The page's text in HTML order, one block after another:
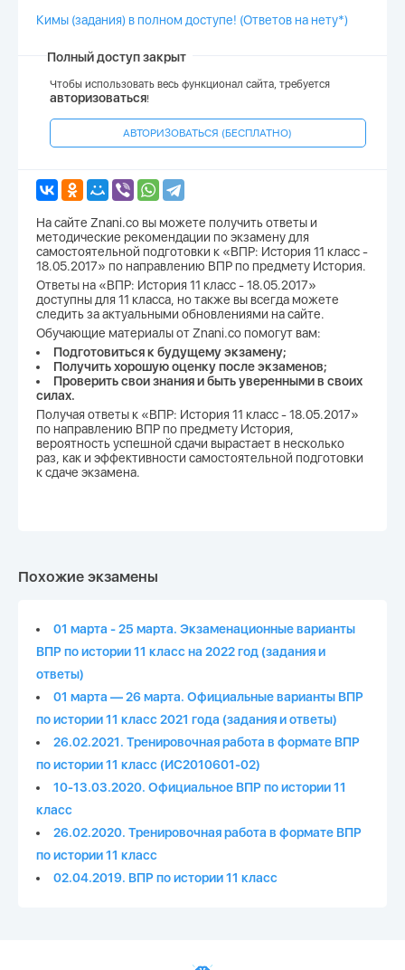
Кимы (задания) в полном доступе! (Ответов на нету*)
Полный доступ закрыт
Чтобы использовать весь функционал сайта, требуется
авторизоваться!
АВТОРИЗОВАТЬСЯ (БЕСПЛАТНО)
На сайте Znani.co вы можете получить ответы и
методические рекомендации по экзамену для
самостоятельной подготовки к «ВПР: История 11 класс -
18.05.2017» по направлению ВПР по предмету История.
Ответы на «ВПР: История 11 класс - 18.05.2017»
доступны для 11 класса, но также вы всегда можете
следить за актуальными обновлениями на сайте.
Обучающие материалы от Znani.co помогут вам:
Подготовиться к будущему экзамену;
Получить хорошую оценку после экзаменов;
Проверить свои знания и быть уверенными в своих
силах.
Получая ответы к «ВПР: История 11 класс - 18.05.2017»
по направлению ВПР по предмету История,
вероятность успешной сдачи вырастает в несколько
раз, как и эффективности самостоятельной подготовки
к сдаче экзамена.
Похожие экзамены
01 марта - 25 марта. Экзаменационные варианты
ВПР по истории 11 класс на 2022 год (задания и
ответы)
01 марта — 26 марта. Официальные варианты ВПР
по истории 11 класс 2021 года (задания и ответы)
26.02.2021. Тренировочная работа в формате ВПР
по истории 11 класс (ИС2010601-02)
10-13.03.2020. Официальное ВПР по истории 11
класс
26.02.2020. Тренировочная работа в формате ВПР
по истории 11 класс
02.04.2019. ВПР по истории 11 класс